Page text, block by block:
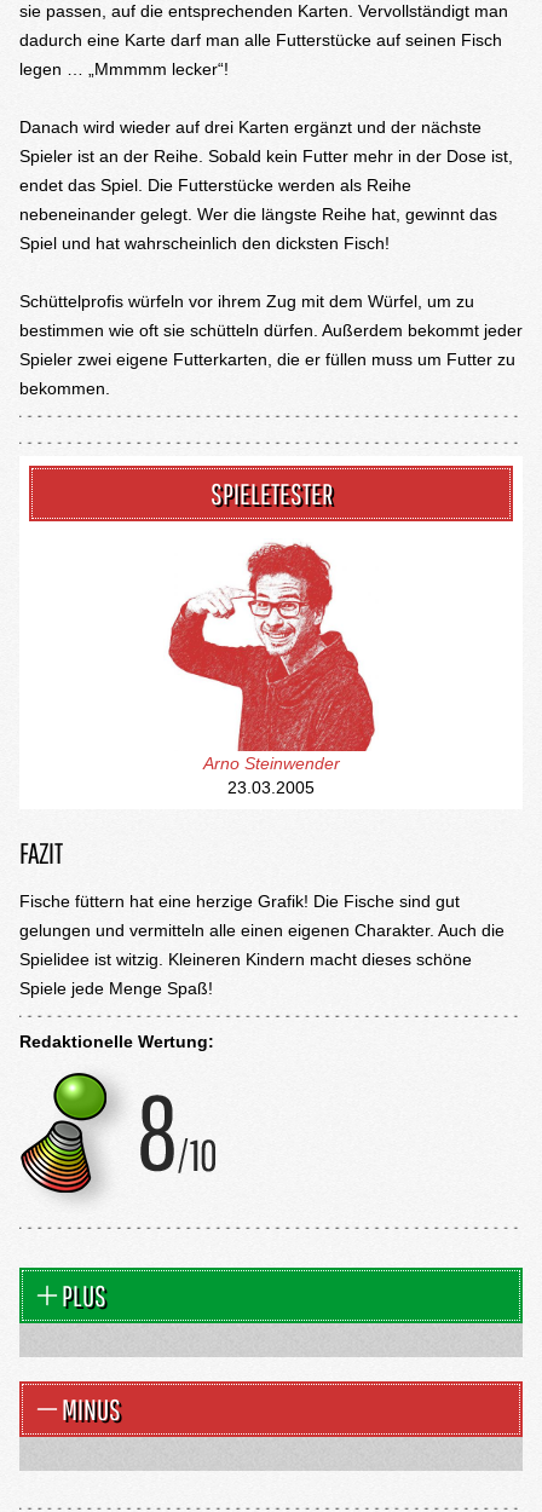
sie passen, auf die entsprechenden Karten. Vervollständigt man
dadurch eine Karte darf man alle Futterstücke auf seinen Fisch
legen … „Mmmmm lecker“!
Danach wird wieder auf drei Karten ergänzt und der nächste
Spieler ist an der Reihe. Sobald kein Futter mehr in der Dose ist,
endet das Spiel. Die Futterstücke werden als Reihe
nebeneinander gelegt. Wer die längste Reihe hat, gewinnt das
Spiel und hat wahrscheinlich den dicksten Fisch!
Schüttelprofis würfeln vor ihrem Zug mit dem Würfel, um zu
bestimmen wie oft sie schütteln dürfen. Außerdem bekommt jeder
Spieler zwei eigene Futterkarten, die er füllen muss um Futter zu
bekommen.
SPIELETESTER
Arno Steinwender
23.03.2005
FAZIT
Fische füttern hat eine herzige Grafik! Die Fische sind gut
gelungen und vermitteln alle einen eigenen Charakter. Auch die
Spielidee ist witzig. Kleineren Kindern macht dieses schöne
Spiele jede Menge Spaß!
Redaktionelle Wertung:
PLUS
MINUS